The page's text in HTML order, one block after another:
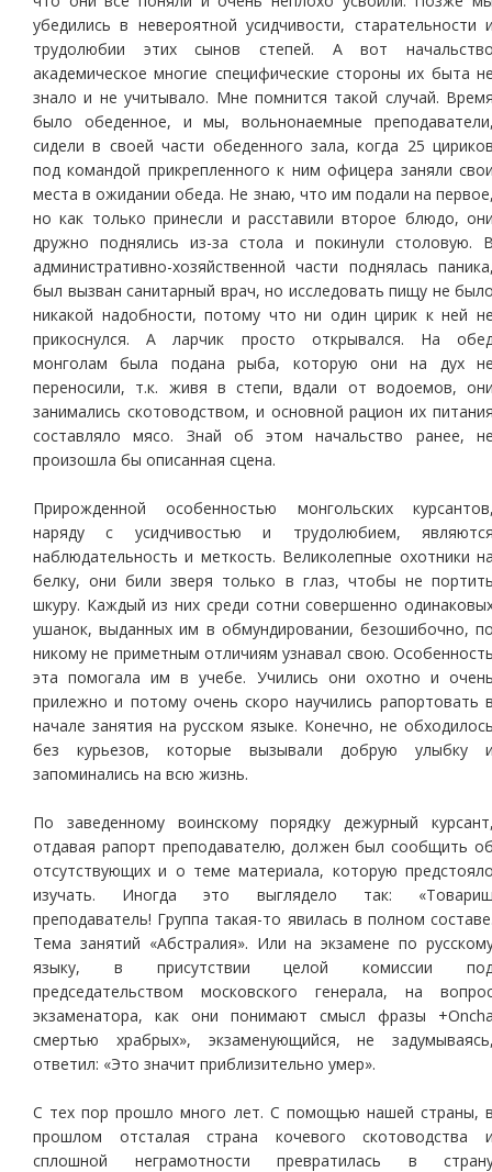
убедились в невероятной усидчивости, старательности
трудолюбии этих сынов степей. А вот
академическое многие специфические стороны их быта
знало и не учитывало. Мне помнится такой случай.
было обеденное, и мы, вольнонаемные
сидели в своей части обеденного зала, когда 25
под командой прикрепленного к ним офицера заняли
места в ожидании обеда. Не знаю, что им подали на
но как только принесли и расставили второе блюдо,
дружно поднялись из-за стола и покинули столовую.
административно-хозяйственной части поднялась
был вызван санитарный врач, но исследовать пищу не
никакой надобности, потому что ни один цирик к ней
прикоснулся. А ларчик просто открывался. На
монголам была подана рыба, которую они на дух
переносили, т.к. живя в степи, вдали от водоемов,
занимались скотоводством, и основной рацион их
составляло мясо. Знай об этом начальство ранее,
произошла бы описанная сцена.
Прирожденной особенностью монгольских
наряду с усидчивостью и трудолюбием,
наблюдательность и меткость. Великолепные охотники
белку, они били зверя только в глаз, чтобы не
шкуру. Каждый из них среди сотни совершенно
ушанок, выданных им в обмундировании, безошибочно,
никому не приметным отличиям узнавал свою.
эта помогала им в учебе. Учились они охотно и
прилежно и потому очень скоро научились рапортовать
начале занятия на русском языке. Конечно, не
без курьезов, которые вызывали добрую улыбку
запоминались на всю жизнь.
По заведенному воинскому порядку дежурный
отдавая рапорт преподавателю, должен был сообщить
отсутствующих и о теме материала, которую
изучать. Иногда это выглядело так:
преподаватель! Группа такая-то явилась в полном
Тема занятий «Абстралия». Или на экзамене по
языку, в присутствии целой комиссии
председательством московского генерала, на
экзаменатора, как они понимают смысл фразы
смертью храбрых», экзаменующийся, не
ответил: «Это значит приблизительно умер».
С тех пор прошло много лет. С помощью нашей страны,
прошлом отсталая страна кочевого скотоводства
сплошной неграмотности превратилась в